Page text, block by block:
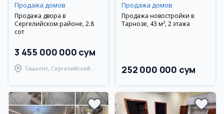
Продажа домов
Продажа двора в
Сергелийском районе, 2.8
сот
3 455 000 000 сум
Ташкент, Сергелийский
Продажа домов
Продажа новостройки в
Тарнозе, 43 м², 2 этажа
252 000 000 сум